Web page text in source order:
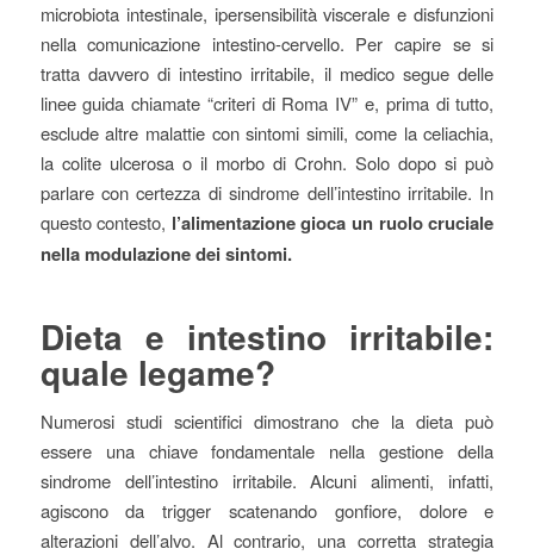
microbiota intestinale, ipersensibilità viscerale e disfunzioni
nella comunicazione intestino-cervello. Per capire se si
tratta davvero di intestino irritabile, il medico segue delle
linee guida chiamate “criteri di Roma IV” e, prima di tutto,
esclude altre malattie con sintomi simili, come la celiachia,
la colite ulcerosa o il morbo di Crohn. Solo dopo si può
parlare con certezza di sindrome dell’intestino irritabile. In
questo contesto, l’alimentazione gioca un ruolo cruciale
nella modulazione dei sintomi.
Dieta e intestino irritabile:
quale legame?
Numerosi studi scientifici dimostrano che la dieta può
essere una chiave fondamentale nella gestione della
sindrome dell’intestino irritabile. Alcuni alimenti, infatti,
agiscono da trigger scatenando gonfiore, dolore e
alterazioni dell’alvo. Al contrario, una corretta strategia